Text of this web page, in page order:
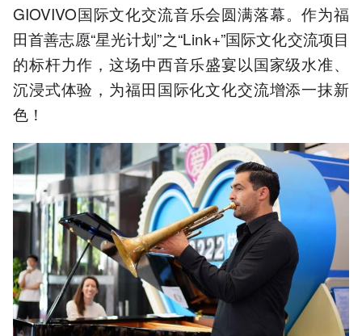
GIOVIVO国际文化交流音乐会圆满落幕。作为福
田首善志愿“星光计划”之“Link+”国际文化交流项目
的标杆力作，这场中西音乐盛宴以国家级水准、
沉浸式体验，为福田国际化文化交流增添一抹新
色！